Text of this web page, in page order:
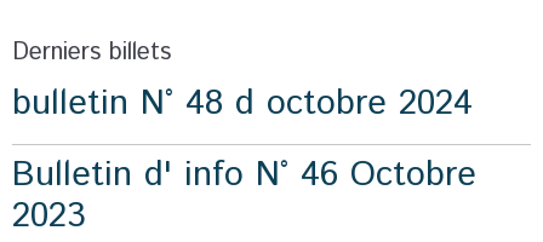
Derniers billets
bulletin N° 48 d octobre 2024
Bulletin d' info N° 46 Octobre
2023